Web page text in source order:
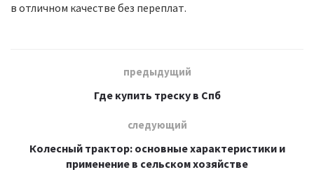
в отличном качестве без переплат.
предыдущий
Где купить треску в Спб
следующий
Колесный трактор: основные характеристики и
применение в сельском хозяйстве